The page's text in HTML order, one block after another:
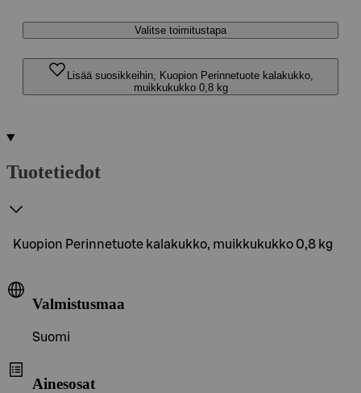
Valitse toimitustapa
Lisää suosikkeihin, Kuopion Perinnetuote kalakukko,
muikkukukko 0,8 kg
Tuotetiedot
Kuopion Perinnetuote kalakukko, muikkukukko 0,8 kg
Valmistusmaa
Suomi
Ainesosat